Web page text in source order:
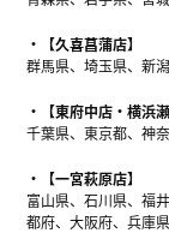
【久喜菖蒲店】
群馬県、埼玉県、新
【東府中店・横浜
千葉県、東京都、神
【一宮萩原店】
富山県、石川県、福
都府、大阪府、兵庫